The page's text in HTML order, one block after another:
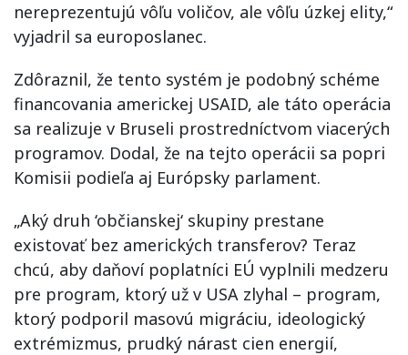
nereprezentujú vôľu voličov, ale vôľu úzkej elity,“
vyjadril sa europoslanec.
Zdôraznil, že tento systém je podobný schéme
financovania americkej USAID, ale táto operácia
sa realizuje v Bruseli prostredníctvom viacerých
programov. Dodal, že na tejto operácii sa popri
Komisii podieľa aj Európsky parlament.
„Aký druh ‘občianskej‘ skupiny prestane
existovať bez amerických transferov? Teraz
chcú, aby daňoví poplatníci EÚ vyplnili medzeru
pre program, ktorý už v USA zlyhal – program,
ktorý podporil masovú migráciu, ideologický
extrémizmus, prudký nárast cien energií,